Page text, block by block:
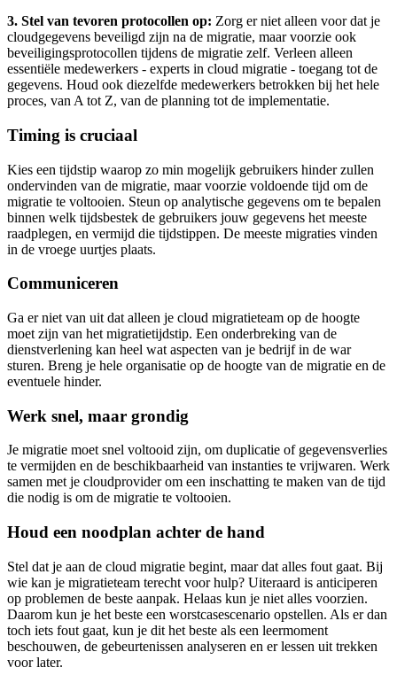
3. Stel van tevoren protocollen op: Zorg er niet alleen voor dat je
cloudgegevens beveiligd zijn na de migratie, maar voorzie ook
beveiligingsprotocollen tijdens de migratie zelf. Verleen alleen
essentiële medewerkers - experts in cloud migratie - toegang tot de
gegevens. Houd ook diezelfde medewerkers betrokken bij het hele
proces, van A tot Z, van de planning tot de implementatie.
Timing is cruciaal
Kies een tijdstip waarop zo min mogelijk gebruikers hinder zullen
ondervinden van de migratie, maar voorzie voldoende tijd om de
migratie te voltooien. Steun op analytische gegevens om te bepalen
binnen welk tijdsbestek de gebruikers jouw gegevens het meeste
raadplegen, en vermijd die tijdstippen. De meeste migraties vinden
in de vroege uurtjes plaats.
Communiceren
Ga er niet van uit dat alleen je cloud migratieteam op de hoogte
moet zijn van het migratietijdstip. Een onderbreking van de
dienstverlening kan heel wat aspecten van je bedrijf in de war
sturen. Breng je hele organisatie op de hoogte van de migratie en de
eventuele hinder.
Werk snel, maar grondig
Je migratie moet snel voltooid zijn, om duplicatie of gegevensverlies
te vermijden en de beschikbaarheid van instanties te vrijwaren. Werk
samen met je cloudprovider om een inschatting te maken van de tijd
die nodig is om de migratie te voltooien.
Houd een noodplan achter de hand
Stel dat je aan de cloud migratie begint, maar dat alles fout gaat. Bij
wie kan je migratieteam terecht voor hulp? Uiteraard is anticiperen
op problemen de beste aanpak. Helaas kun je niet alles voorzien.
Daarom kun je het beste een worstcasescenario opstellen. Als er dan
toch iets fout gaat, kun je dit het beste als een leermoment
beschouwen, de gebeurtenissen analyseren en er lessen uit trekken
voor later.